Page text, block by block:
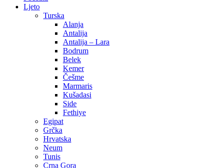
Ljeto
Turska
Alanja
Antalija
Antalija – Lara
Bodrum
Belek
Kemer
Češme
Marmaris
Kušadasi
Side
Fethiye
Egipat
Grčka
Hrvatska
Neum
Tunis
Crna Gora